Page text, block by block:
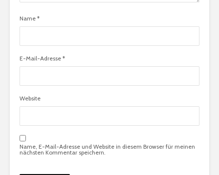
Name *
E-Mail-Adresse *
Website
Name, E-Mail-Adresse und Website in diesem Browser für meinen
nächsten Kommentar speichern.